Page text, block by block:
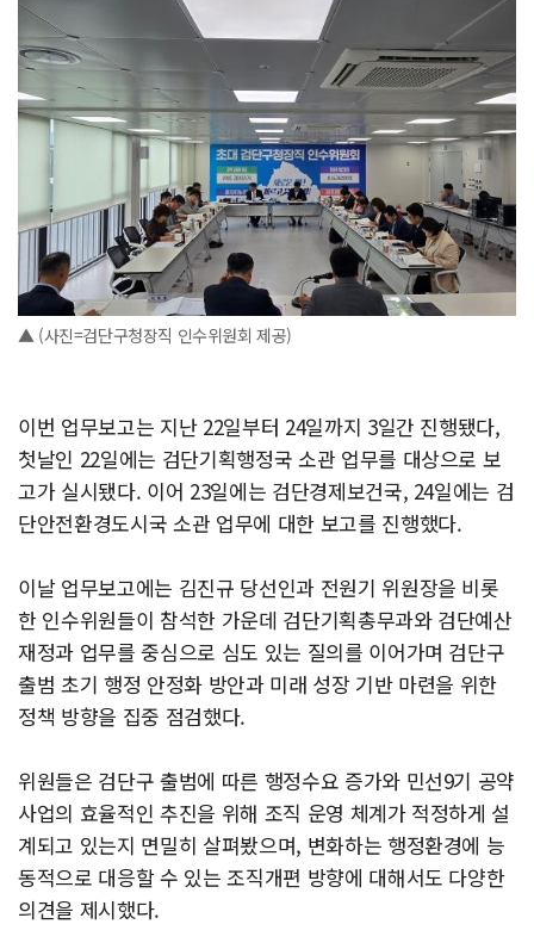
▲ (사진=검단구청장직 인수위원회 제공)
이번 업무보고는 지난 22일부터 24일까지 3일간 진행됐다,
첫날인 22일에는 검단기획행정국 소관 업무를 대상으로 보
고가 실시됐다. 이어 23일에는 검단경제보건국, 24일에는 검
단안전환경도시국 소관 업무에 대한 보고를 진행했다.
이날 업무보고에는 김진규 당선인과 전원기 위원장을 비롯
한 인수위원들이 참석한 가운데 검단기획총무과와 검단예산
재정과 업무를 중심으로 심도 있는 질의를 이어가며 검단구
출범 초기 행정 안정화 방안과 미래 성장 기반 마련을 위한
정책 방향을 집중 점검했다.
위원들은 검단구 출범에 따른 행정수요 증가와 민선9기 공약
사업의 효율적인 추진을 위해 조직 운영 체계가 적정하게 설
계되고 있는지 면밀히 살펴봤으며, 변화하는 행정환경에 능
동적으로 대응할 수 있는 조직개편 방향에 대해서도 다양한
의견을 제시했다.